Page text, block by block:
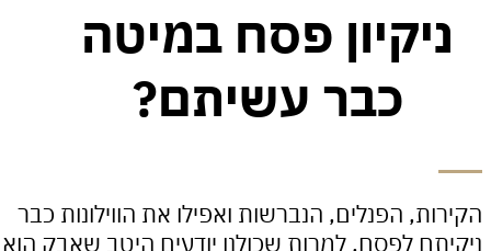
פסח במיטה
כבר עשיתם?
הפנלים, הנברשות ואפילו את הווילונות כבר
לפסח, למרות שכולנו יודעים היטב שאבק הוא